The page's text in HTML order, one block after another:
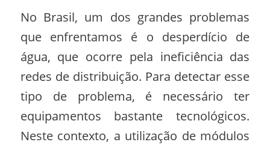
No Brasil, um dos grandes problemas
que enfrentamos é o desperdício de
água, que ocorre pela ineficiência das
redes de distribuição. Para detectar esse
tipo de problema, é necessário ter
equipamentos bastante tecnológicos.
Neste contexto, a utilização de módulos